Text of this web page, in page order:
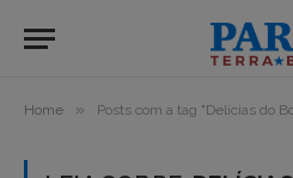
Home » Posts com a tag "Delícias do